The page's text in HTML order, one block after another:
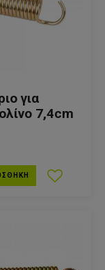
για
7,4cm